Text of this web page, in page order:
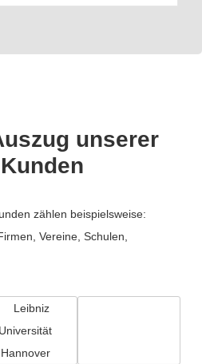
unserer
zählen beispielsweise:
Vereine, Schulen,